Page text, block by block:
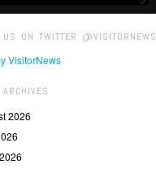
US ON TWITTER @VISITORNEWS
VisitorNews
2026